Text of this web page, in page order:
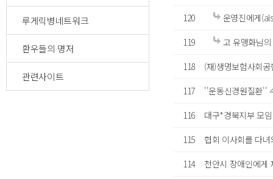
루게릭병네트워크
환우들의 명저
관련사이트
120
운영진에게
119
고 유맹화님
118
(재)생명보험사회
117
''운동신경원질환''
116
대구*경북지부 모
115
협회 이사회를 다녀
114
천안시 장애인에게